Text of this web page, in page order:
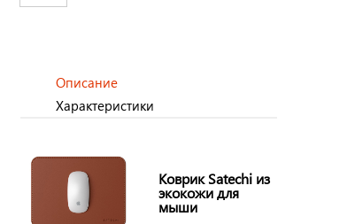
Описание
Характеристики
Коврик Satechi из
экокожи для
мыши